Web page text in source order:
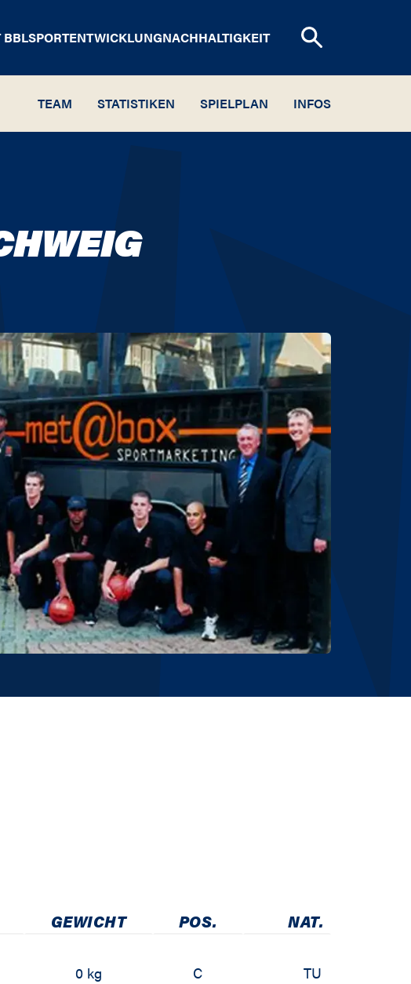
BBLSPORTENTWICKLUNGNACHHALTIGKEIT
TEAM STATISTIKEN SPIELPLAN INFOS
GEWICHT POS. NAT.
0 kg C
TU